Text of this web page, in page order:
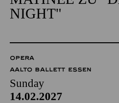
NIGHT"
OPERA
AALTO BALLETT ESSEN
Sunday
14.02.2027